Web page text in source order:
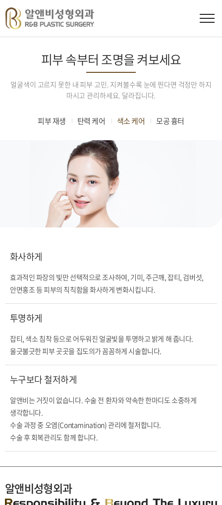
피부 속부터 조명을 켜보세요
얼굴색이 고르지 못한 내 피부 고민. 지켜볼수록 눈에 띈다면 걱정만 하지
마시고 관리하세요. 달라집니다.
피부 재생 탄력 케어 색소 케어 모공 흉터
화사하게
효과적인 파장의 빛만 선택적으로 조사하여, 기미, 주근깨, 잡티, 검버섯,
안면홍조 등 피부의 칙칙함을 화사하게 변화시킵니다.
투명하게
잡티, 색소 침착 등으로 어두워진 얼굴빛을 투명하고 밝게 해 줍니다.
울긋불긋한 피부 곳곳을 집도의가 꼼꼼하게 시술합니다.
누구보다 철저하게
알앤비는 거짓이 없습니다. 수술 전 환자와 약속한 한마디도 소중하게
생각합니다.
수술 과정 중 오염(Contamination) 관리에 철저합니다.
수술 후 회복관리도 함께 합니다.
알앤비성형외과